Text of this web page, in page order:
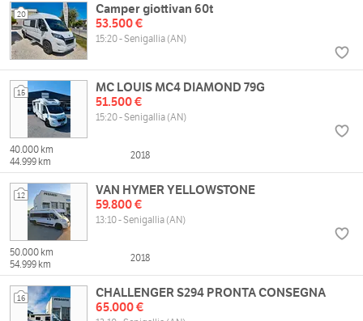
20
Camper giottivan 60t
53.500 €
15:20 - Senigallia (AN)
15
MC LOUIS MC4 DIAMOND 79G
51.500 €
15:20 - Senigallia (AN)
40.000 km
44.999 km
2018
12
VAN HYMER YELLOWSTONE
59.800 €
13:10 - Senigallia (AN)
50.000 km
54.999 km
2018
16
CHALLENGER S294 PRONTA CONSEGNA
65.000 €